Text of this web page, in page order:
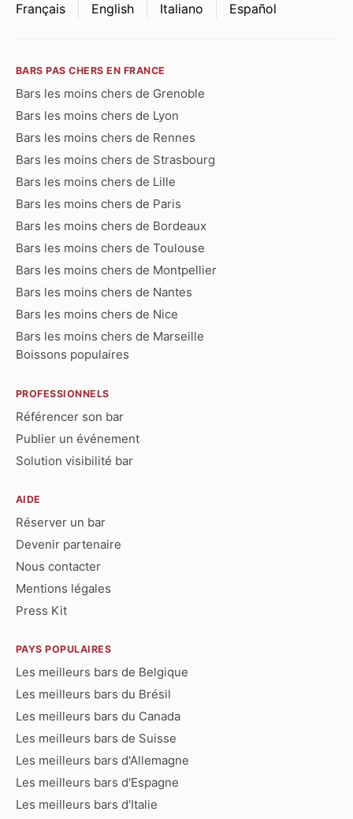
Français English Italiano Español
BARS PAS CHERS EN FRANCE
Bars les moins chers de Grenoble
Bars les moins chers de Lyon
Bars les moins chers de Rennes
Bars les moins chers de Strasbourg
Bars les moins chers de Lille
Bars les moins chers de Paris
Bars les moins chers de Bordeaux
Bars les moins chers de Toulouse
Bars les moins chers de Montpellier
Bars les moins chers de Nantes
Bars les moins chers de Nice
Bars les moins chers de Marseille
Boissons populaires
PROFESSIONNELS
Référencer son bar
Publier un événement
Solution visibilité bar
AIDE
Réserver un bar
Devenir partenaire
Nous contacter
Mentions légales
Press Kit
PAYS POPULAIRES
Les meilleurs bars de Belgique
Les meilleurs bars du Brésil
Les meilleurs bars du Canada
Les meilleurs bars de Suisse
Les meilleurs bars d'Allemagne
Les meilleurs bars d'Espagne
Les meilleurs bars d'Italie